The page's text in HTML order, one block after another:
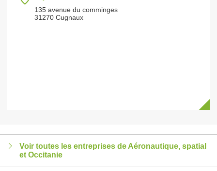
135 avenue du comminges
31270 Cugnaux
Voir toutes les entreprises de Aéronautique, spatial
et Occitanie